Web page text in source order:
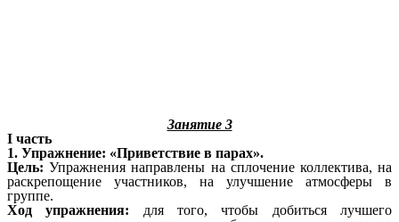
Занятие 3
I часть
1. Упражнение: «Приветствие в парах».
Цель:Упражнения направлены на сплочение коллектива, на
раскрепощение участников, на улучшение атмосферы в
группе.
Ход упражнения: для того, чтобы добиться лучшего